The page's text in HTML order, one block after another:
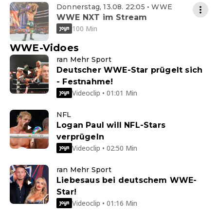
Donnerstag, 13.08. 22:05 • WWE
WWE NXT im Stream
100 Min
WWE-Vidoes
ran Mehr Sport
Deutscher WWE-Star prügelt sich
- Festnahme!
Videoclip • 01:01 Min
NFL
Logan Paul will NFL-Stars
verprügeln
Videoclip • 02:50 Min
ran Mehr Sport
Liebesaus bei deutschem WWE-
Star!
Videoclip • 01:16 Min